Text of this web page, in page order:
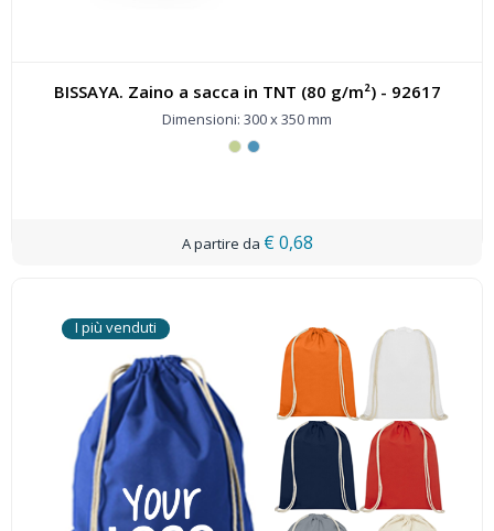
BISSAYA. Zaino a sacca in TNT (80 g/m²) - 92617
Dimensioni: 300 x 350 mm
€ 0,68
I più venduti